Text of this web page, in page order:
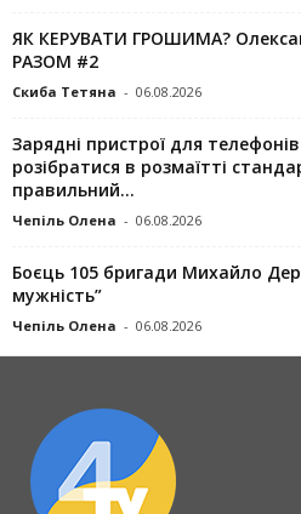
ЯК КЕРУВАТИ ГРОШИМА?
РАЗОМ #2
Скиба Тетяна - 06.08.2026
Зарядні пристрої для
розібратися в розмаїтті
правильний...
Чепіль Олена - 06.08.2026
Боєць 105 бригади Михайло
мужність”
Чепіль Олена - 06.08.2026